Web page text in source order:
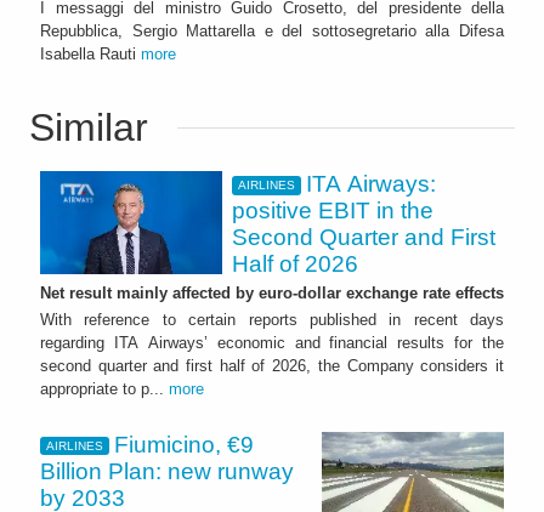
I messaggi del ministro Guido Crosetto, del presidente della
Repubblica, Sergio Mattarella e del sottosegretario alla Difesa
Isabella Rauti more
Similar
AIRLINES
ITA Airways:
positive EBIT in the
Second Quarter and First
Half of 2026
Net result mainly affected by euro-dollar exchange rate effects
With reference to certain reports published in recent days
regarding ITA Airways’ economic and financial results for the
second quarter and first half of 2026, the Company considers it
appropriate to p... more
AIRLINES
Fiumicino, €9
Billion Plan: new runway
by 2033